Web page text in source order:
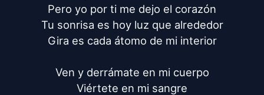
Pero yo por ti me dejo el corazón
Tu sonrisa es hoy luz que alrededor
Gira es cada átomo de mi interior
Ven y derrámate en mi cuerpo
Viértete en mi sangre